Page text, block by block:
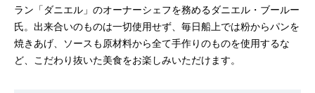
ラン「ダニエル」のオーナーシェフを務めるダニエル・ブールー
氏。出来合いのものは一切使用せず、毎日船上では粉からパンを
焼きあげ、ソースも原材料から全て手作りのものを使用するな
ど、こだわり抜いた美食をお楽しみいただけます。